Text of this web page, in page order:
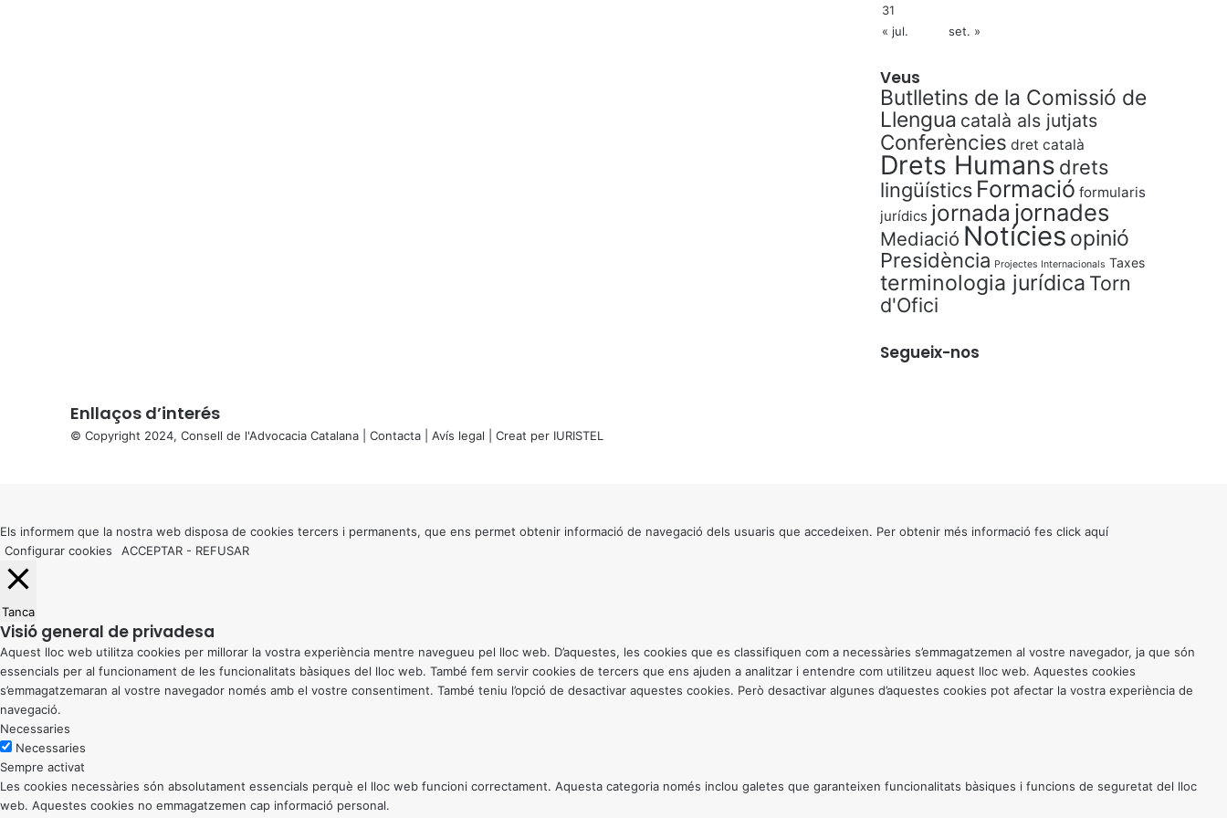
31
« jul.
set. »
Veus
Butlletins de la Comissió de
Llengua català als jutjats
Conferències dret català
Drets Humans drets
lingüístics Formació formularis
jurídics jornada jornades
Mediació Notícies opinió
Presidència Projectes Internacionals Taxes
terminologia jurídica Torn
d'Ofici
Segueix-nos
Enllaços d’interés
© Copyright 2024, Consell de l'Advocacia Catalana | Contacta Avís legal | Creat per IURISTEL
button
Els informem que la nostra web disposa de cookies tercers i permanents, que ens permet obtenir informació de navegació dels usuaris que accedeixen. Per obtenir més informació fes click aquí
Configurar cookies
ACCEPTAR - REFUSAR
Tanca
Visió general de privadesa
Aquest lloc web utilitza cookies per millorar la vostra experiència mentre navegueu pel lloc web. D’aquestes, les cookies que es classifiquen com a necessàries s’emmagatzemen al vostre navegador, ja que són
essencials per al funcionament de les funcionalitats bàsiques del lloc web. També fem servir cookies de tercers que ens ajuden a analitzar i entendre com utilitzeu aquest lloc web. Aquestes cookies
s’emmagatzemaran al vostre navegador només amb el vostre consentiment. També teniu l’opció de desactivar aquestes cookies. Però desactivar algunes d’aquestes cookies pot afectar la vostra experiència de
navegació.
Necessaries
Necessaries
Sempre activat
Les cookies necessàries són absolutament essencials perquè el lloc web funcioni correctament. Aquesta categoria només inclou galetes que garanteixen funcionalitats bàsiques i funcions de seguretat del lloc
web. Aquestes cookies no emmagatzemen cap informació personal.